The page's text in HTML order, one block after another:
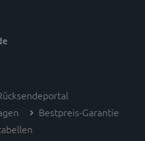
Bestpreis-Garantie